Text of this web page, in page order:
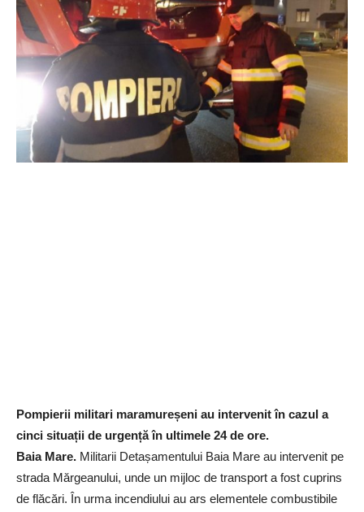
Pompierii militari maramureșeni au intervenit în cazul a
cinci situații de urgență în ultimele 24 de ore.
Baia Mare. Militarii Detașamentului Baia Mare au intervenit pe
strada Mărgeanului, unde un mijloc de transport a fost cuprins
de flăcări. În urma incendiului au ars elementele combustibile